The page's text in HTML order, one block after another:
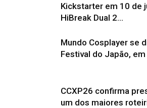
Kickstarter em 10 de
HiBreak Dual 2...
Mundo Cosplayer se
Festival do Japão, em
CCXP26 confirma
um dos maiores